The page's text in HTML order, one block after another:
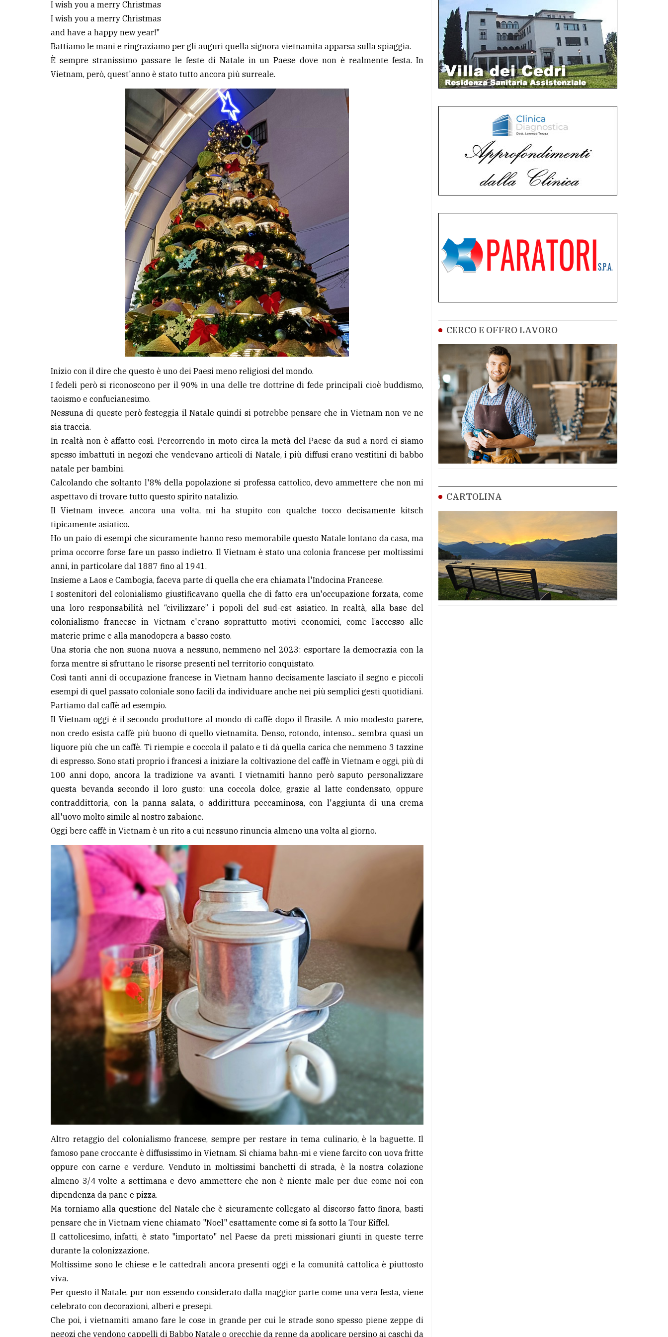
I wish you a merry Christmas
I wish you a merry Christmas
and have a happy new year!"
Battiamo le mani e ringraziamo per gli auguri quella signora vietnamita apparsa sulla spiaggia.
È sempre stranissimo passare le feste di Natale in un Paese dove non è realmente festa. In
Vietnam, però, quest'anno è stato tutto ancora più surreale.
Inizio con il dire che questo è uno dei Paesi meno religiosi del mondo.
I fedeli però si riconoscono per il 90% in una delle tre dottrine di fede principali cioè buddismo,
taoismo e confucianesimo.
Nessuna di queste però festeggia il Natale quindi si potrebbe pensare che in Vietnam non ve ne
sia traccia.
In realtà non è affatto così. Percorrendo in moto circa la metà del Paese da sud a nord ci siamo
spesso imbattuti in negozi che vendevano articoli di Natale, i più diffusi erano vestitini di babbo
natale per bambini.
Calcolando che soltanto l'8% della popolazione si professa cattolico, devo ammettere che non mi
aspettavo di trovare tutto questo spirito natalizio.
Il Vietnam invece, ancora una volta, mi ha stupito con qualche tocco decisamente kitsch
tipicamente asiatico.
Ho un paio di esempi che sicuramente hanno reso memorabile questo Natale lontano da casa, ma
prima occorre forse fare un passo indietro. Il Vietnam è stato una colonia francese per moltissimi
anni, in particolare dal 1887 fino al 1941.
Insieme a Laos e Cambogia, faceva parte di quella che era chiamata l'Indocina Francese.
I sostenitori del colonialismo giustificavano quella che di fatto era un'occupazione forzata, come
una loro responsabilità nel “civilizzare” i popoli del sud-est asiatico. In realtà, alla base del
colonialismo francese in Vietnam c'erano soprattutto motivi economici, come l’accesso alle
materie prime e alla manodopera a basso costo.
Una storia che non suona nuova a nessuno, nemmeno nel 2023: esportare la democrazia con la
forza mentre si sfruttano le risorse presenti nel territorio conquistato.
Così tanti anni di occupazione francese in Vietnam hanno decisamente lasciato il segno e piccoli
esempi di quel passato coloniale sono facili da individuare anche nei più semplici gesti quotidiani.
Partiamo dal caffè ad esempio.
Il Vietnam oggi è il secondo produttore al mondo di caffè dopo il Brasile. A mio modesto parere,
non credo esista caffè più buono di quello vietnamita. Denso, rotondo, intenso... sembra quasi un
liquore più che un caffè. Ti riempie e coccola il palato e ti dà quella carica che nemmeno 3 tazzine
di espresso. Sono stati proprio i francesi a iniziare la coltivazione del caffè in Vietnam e oggi, più di
100 anni dopo, ancora la tradizione va avanti. I vietnamiti hanno però saputo personalizzare
questa bevanda secondo il loro gusto: una coccola dolce, grazie al latte condensato, oppure
contraddittoria, con la panna salata, o addirittura peccaminosa, con l'aggiunta di una crema
all'uovo molto simile al nostro zabaione.
Oggi bere caffè in Vietnam è un rito a cui nessuno rinuncia almeno una volta al giorno.
Altro retaggio del colonialismo francese, sempre per restare in tema culinario, è la baguette. Il
famoso pane croccante è diffusissimo in Vietnam. Si chiama bahn-mi e viene farcito con uova fritte
oppure con carne e verdure. Venduto in moltissimi banchetti di strada, è la nostra colazione
almeno 3/4 volte a settimana e devo ammettere che non è niente male per due come noi con
dipendenza da pane e pizza.
Ma torniamo alla questione del Natale che è sicuramente collegato al discorso fatto finora, basti
pensare che in Vietnam viene chiamato "Noel" esattamente come si fa sotto la Tour Eiffel.
Il cattolicesimo, infatti, è stato "importato" nel Paese da preti missionari giunti in queste terre
durante la colonizzazione.
Moltissime sono le chiese e le cattedrali ancora presenti oggi e la comunità cattolica è piuttosto
viva.
Per questo il Natale, pur non essendo considerato dalla maggior parte come una vera festa, viene
celebrato con decorazioni, alberi e presepi.
Che poi, i vietnamiti amano fare le cose in grande per cui le strade sono spesso piene zeppe di
negozi che vendono cappelli di Babbo Natale o orecchie da renne da applicare persino ai caschi da
CERCO E OFFRO LAVORO
CARTOLINA